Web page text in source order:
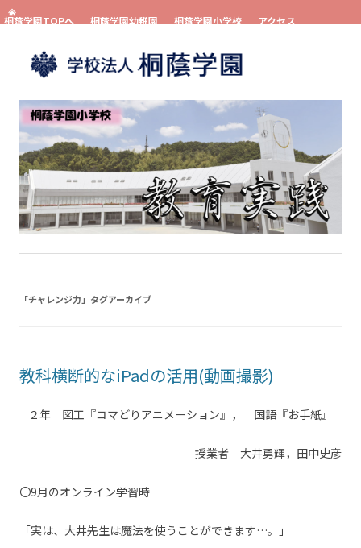
桐蔭学園TOPへ 桐蔭学園幼稚園 桐蔭学園小学校
アクセス
コンテンツへスキップ
「チャレンジ力」タグアーカイブ
教科横断的なiPadの活用(動画撮影)
２年 図工『コマどりアニメーション』， 国語『お手紙』
授業者 大井勇輝，田中史彦
〇9月のオンライン学習時
「実は、大井先生は魔法を使うことができます…。」